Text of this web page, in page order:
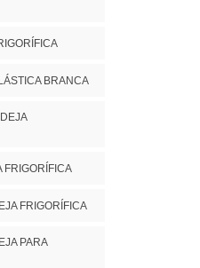
BRANCA
FRIGORÍFICA
FRIGORÍFICA
PARA